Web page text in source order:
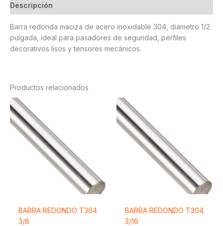
Descripción
Barra redonda maciza de acero inoxidable 304, diámetro 1/2
pulgada, ideal para pasadores de seguridad, perfiles
decorativos lisos y tensores mecánicos.
Productos relacionados
BARRA REDONDO T304
3/8
BARRA REDONDO T304
3/16